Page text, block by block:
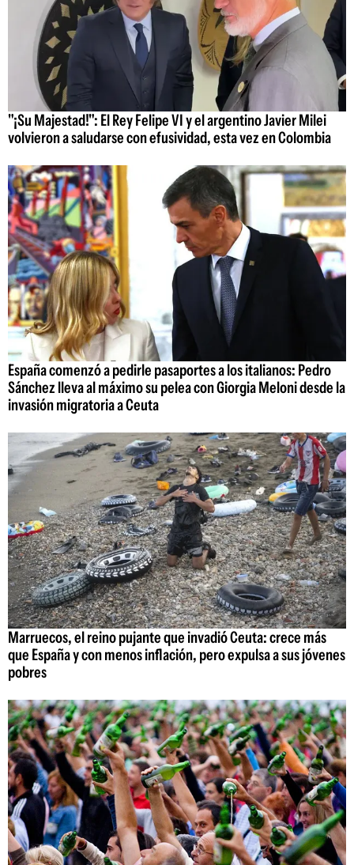
"¡Su Majestad!": El Rey Felipe VI y el argentino Javier Milei
volvieron a saludarse con efusividad, esta vez en Colombia
España comenzó a pedirle pasaportes a los italianos: Pedro
Sánchez lleva al máximo su pelea con Giorgia Meloni desde la
invasión migratoria a Ceuta
Marruecos, el reino pujante que invadió Ceuta: crece más
que España y con menos inflación, pero expulsa a sus jóvenes
pobres